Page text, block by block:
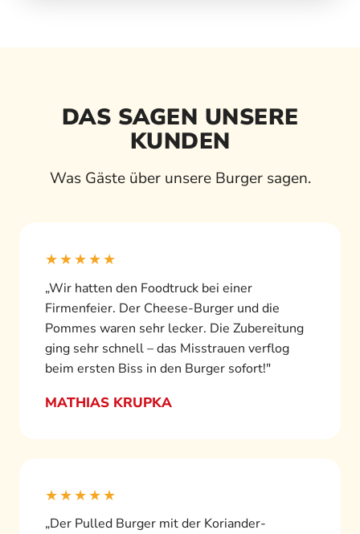
DAS SAGEN UNSERE
KUNDEN
Was Gäste über unsere Burger sagen.
★★★★★
„Wir hatten den Foodtruck bei einer
Firmenfeier. Der Cheese-Burger und die
Pommes waren sehr lecker. Die Zubereitung
ging sehr schnell – das Misstrauen verflog
beim ersten Biss in den Burger sofort!"
MATHIAS KRUPKA
★★★★★
„Der Pulled Burger mit der Koriander-